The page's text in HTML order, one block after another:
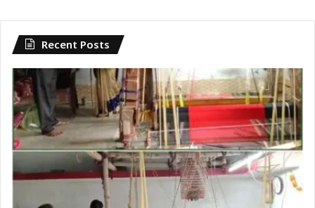
Recent Posts